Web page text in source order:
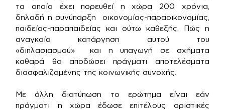
τα οποία έχει πορευθεί η χώρα 200 χρόνια,
δηλαδή η συνύπαρξη οικονομίας-παραοικονομίας,
παιδείας-παραπαιδείας και ούτω καθεξής. Πώς η
αναγκαία κατάργηση αυτού του
«διπλασιασμού» και η υπαγωγή σε σχήματα
καθαρά θα αποδώσει πράγματι αποτελέσματα
διασφαλιζομένης της κοινωνικής συνοχής.
Με άλλη διατύπωση το ερώτημα είναι εάν
πράγματι η χώρα έδωσε επιτέλους οριστικές